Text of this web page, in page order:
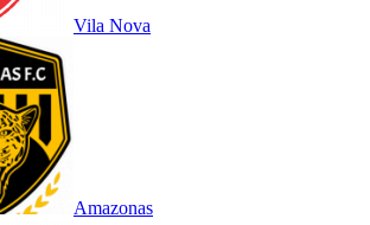
Vila Nova
Amazonas